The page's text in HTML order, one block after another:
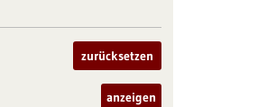
zurücksetzen
anzeigen